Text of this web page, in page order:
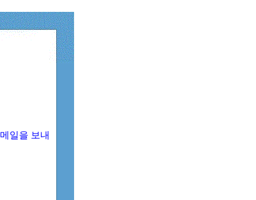
일을 보내